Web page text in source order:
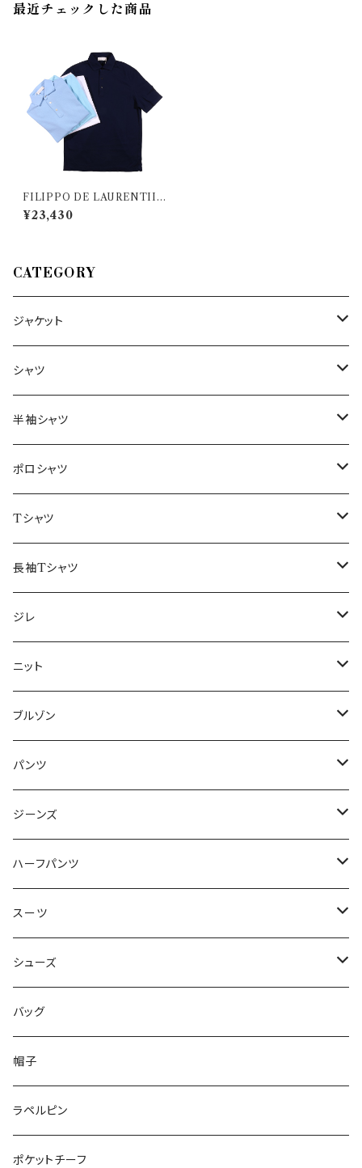
最近チェックした商品
FILIPPO DE LAURENTIIS
（フィリッポ デ ラウレンティス）
半袖ポロシャツ PLMC 0000
¥23,430
CATEGORY
ジャケット
～44/S
46/M
48/L
50/XL～
シャツ
～44/S
46/M
48/L
50/XL～
半袖シャツ
～44/S
46/M
48/L
50/XL～
ポロシャツ
～44/S
46/M
48/L
50/XL～
Tシャツ
～44/S
46/M
48/L
50/XL～
長袖Tシャツ
～44/S
46/M
48/L
50/XL～
ジレ
～44/S
46/M
48/L
50/XL～
ニット
～44/S
46/M
48/L
50/XL～
ブルゾン
～44/S
46/M
48/L
50/XL～
パンツ
～44/S
46/M
48/L
50/XL～
ジーンズ
～44/S
46/M
48/L
50/XL～
ハーフパンツ
～44/S
46/M
48/L
50/XL～
スーツ
～44/S
46/M
48/L
50/XL～
シューズ
～25.5cm
26cm～
27cm～
28cm～
バッグ
帽子
ラペルピン
ポケットチーフ